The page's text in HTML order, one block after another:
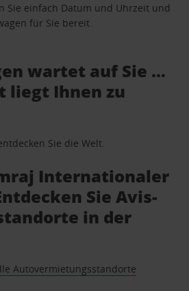
Sie einfach Datum und Uhrzeit und
für Sie bereit.
wartet auf Sie …
liegt Ihnen zu
Sie die Welt.
Internationaler
Sie Avis-
in der
Autovermietungsstandorte